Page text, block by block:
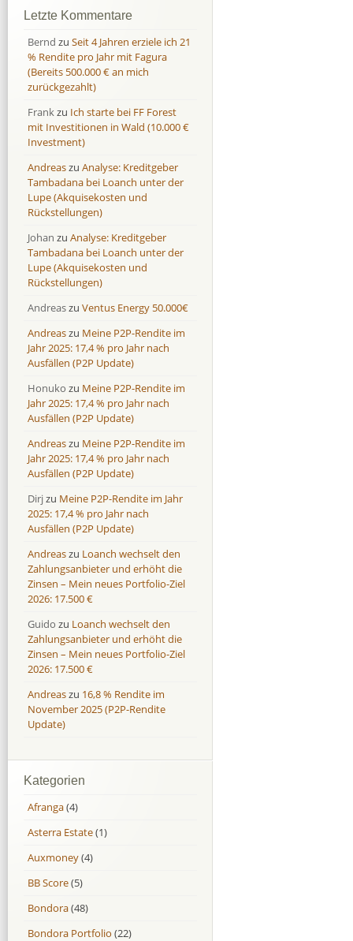
Bondora
Finbee
43,2%
Finbee (CZK)
0,0 %
HeavyFinance
IUVO Group
-32,2 %
Lenndy
-314,6 %
Moncera
8,0 %
Monestro
9,1 %
Neo Finance
Omaraha
16,4 %
Bondora
Finbee
35,2%
Finbee (CZK)
0,0 %
HeavyFinance
IUVO Group
-55,0 %
Lenndy
146,5 %
Moncera
11,1 %
Monestro
>1000%
Neo Finance
Omaraha
18,0 %
Letzte Kommentare
Bernd zu Seit 4 Jahren erziele ich 21
% Rendite pro Jahr mit Fagura
(Bereits 500.000 € an mich
zurückgezahlt)
Frankzu Ich starte bei FF Forest
mit Investitionen in Wald (10.000 €
Investment)
Andreaszu Analyse: Kreditgeber
Tambadana bei Loanch unter der
Lupe (Akquisekosten und
Rückstellungen)
Johan zu Analyse: Kreditgeber
Tambadana bei Loanch unter der
Lupe (Akquisekosten und
Rückstellungen)
Andreaszu Ventus Energy 50.000€
Andreaszu Meine P2P-Rendite im
Jahr 2025: 17,4 % pro Jahr nach
Ausfällen (P2P Update)
Honuko zu Meine P2P-Rendite im
Jahr 2025: 17,4 % pro Jahr nach
Ausfällen (P2P Update)
Andreaszu Meine P2P-Rendite im
Jahr 2025: 17,4 % pro Jahr nach
Ausfällen (P2P Update)
Dirjzu Meine P2P-Rendite im Jahr
2025: 17,4 % pro Jahr nach
Ausfällen (P2P Update)
Andreaszu Loanch wechselt den
Zahlungsanbieter und erhöht die
Zinsen – Mein neues Portfolio-Ziel
2026: 17.500 €
Guido zu Loanch wechselt den
Zahlungsanbieter und erhöht die
Zinsen – Mein neues Portfolio-Ziel
2026: 17.500 €
Andreaszu 16,8 % Rendite im
November 2025 (P2P-Rendite
Update)
Kategorien
Afranga(4)
Asterra Estate(1)
Auxmoney(4)
BB Score(5)
Bondora(48)
Bondora Portfolio (22)